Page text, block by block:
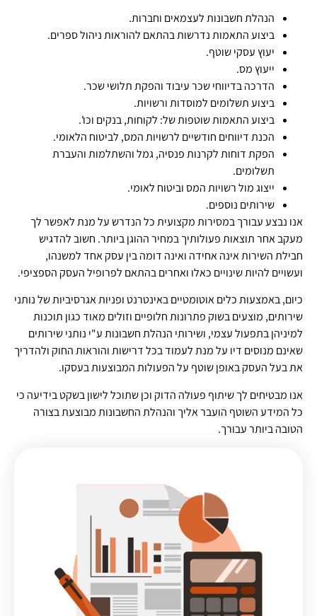
הנהלת חשבונות לעצמאים וחברות.
ביצוע התאמות נדרשות בהתאם להוראות ניהול ספרים.
יעוץ עסקי שוטף.
ייעוץ מס.
הדרכה בדיווחי שכר עיבוד והפקת תלושי שכר.
ביצוע תשלומים למוסדות ורשויות.
ביצוע התאמות שוטפות של: לקוחות, בנקים וכו'.
הכנת דיווחים חודשיים לרשויות המס, לביטוח הלאומי.
הפקת דוחות לקרנות פנסיה, גמל והשתלמות והעברת
תשלומים.
ייצוג מול רשויות המס וביטוח לאומי.
שירותים נוספים.
אנו נבצע עבורך במסירות מקצועית כל הנדרש על מנת לאפשר לך
מעקב אחר תוצאות פעולותיך במחיר ההוגן ביותר. חשוב להדגיש
חבילת השירות אינה אחידה ואינה דומה בין עסק אחד למשנהו,
ועשויים להיות שינויים כאלו ואחרים בהתאם לפרופיל העסק הספציפי.
כיום, באמצעות כלים אוטומטיים באינטרנט ופניות אגרסיביות של נותני
שירותים, מוצעים בשוק פתרונות חלופיים וזולים מאוד כגון תוכנות
למיניהן בתפעול עצמי, ושירותי הנהלת חשבונות ע"י נותני שירותים
שאינם מנוסים דיו על מנת לעמוד בכל דרישות והוראות החוק ולהדריך
את בעל העסק באופן שוטף על הפעולות המבוצעות בעסקו.
אנו מבטיחים לך שיתוף פעולה הדוק וכן שתוכל לישון בשקט בידיעה כי
כל המידע השוטף הועבר אליך והנהלת החשבונות מבוצעת בצורה
הטובה ביותר עבורך.